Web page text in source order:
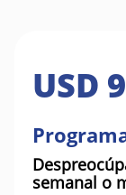
USD 9
semanal o